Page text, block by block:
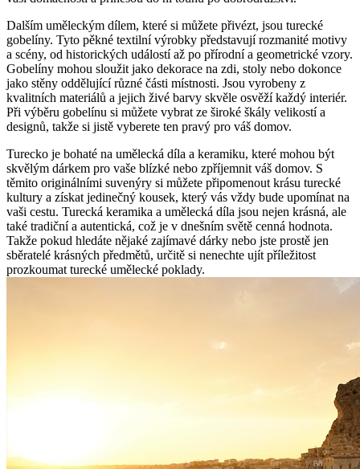
Dalším ‍uměleckým dílem, které si⁢ můžete přivézt,‍ jsou‌ turecké
gobelíny. ⁤Tyto pěkné textilní výrobky představují rozmanité motivy
a scény, od historických událostí až po⁤ přírodní a geometrické vzory.
Gobelíny‌ mohou sloužit jako dekorace​ na zdi, stoly nebo dokonce
jako⁤ stěny oddělující různé‍ části místnosti. Jsou vyrobeny z
kvalitních materiálů ​a jejich⁢ živé barvy skvěle osvěží každý interiér.
Při výběru gobelínu ​si můžete vybrat ze široké škály‌ velikostí a
designů, takže ‌si jistě​ vyberete ten pravý pro váš domov.
Turecko⁤ je bohaté⁣ na umělecká díla a keramiku, které ‍mohou být
skvělým dárkem pro vaše blízké nebo zpříjemnit váš domov. S
těmito originálními ⁤suvenýry si můžete ​připomenout krásu turecké
kultury a ⁣získat ‌jedinečný ‍kousek, který vás vždy⁢ bude upomínat na‍
vaši cestu. Turecká ‍keramika a umělecká díla jsou nejen krásná, ⁤ale
také ​tradiční a autentická, což je v dnešním světě cenná hodnota.
Takže⁢ pokud ⁢hledáte nějaké zajímavé dárky nebo jste prostě jen
sběratelé krásných předmětů, určitě si nenechte ujít příležitost
prozkoumat turecké umělecké poklady.